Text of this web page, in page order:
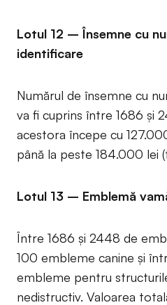
Lotul 12 – Însemne cu
identificare
Numărul de însemne cu
va fi cuprins între 1686 și
acestora începe cu
până la peste 184.000 lei
Lotul 13 – Emblemă
Între 1686 și 2448 de
100 embleme canine și
embleme pentru
nedistructiv. Valoarea